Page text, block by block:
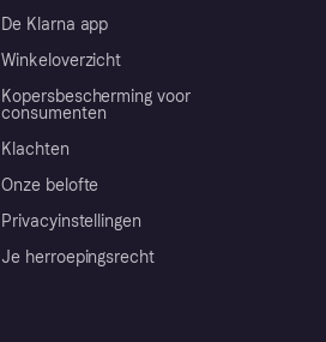
De Klarna app
Winkeloverzicht
Kopersbescherming voor
consumenten
Klachten
Onze belofte
Privacyinstellingen
Je herroepingsrecht